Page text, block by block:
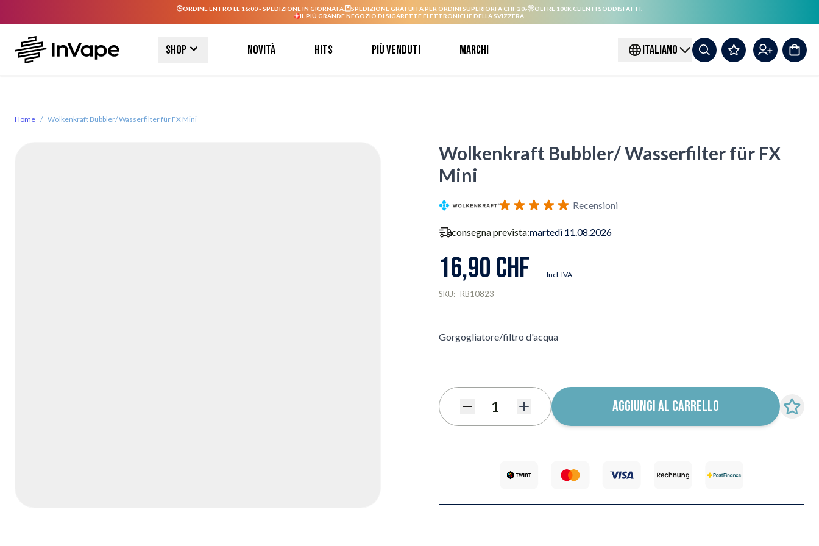
ORDINE ENTRO LE 16:00 - SPEDIZIONE IN GIORNATA. SPEDIZIONE GRATUITA PER ORDINI SUPERIORI A CHF 20.-
OLTRE 100K CLIENTI SODDISFATTI.
IL PIÙ GRANDE NEGOZIO DI SIGARETTE ELETTRONICHE DELLA SVIZZERA.
Shop Novità Hits Più venduti Marchi ITALIANO
Home / Wolkenkraft Bubbler/ Wasserfilter für FX Mini
Wolkenkraft Bubbler/ Wasserfilter für FX
Mini
Recensioni
consegna prevista:martedì 11.08.2026
16,90 CHF Incl. IVA
SKU: RB10823
Gorgogliatore/filtro d'acqua
Quantità AGGIUNGI AL CARRELLO